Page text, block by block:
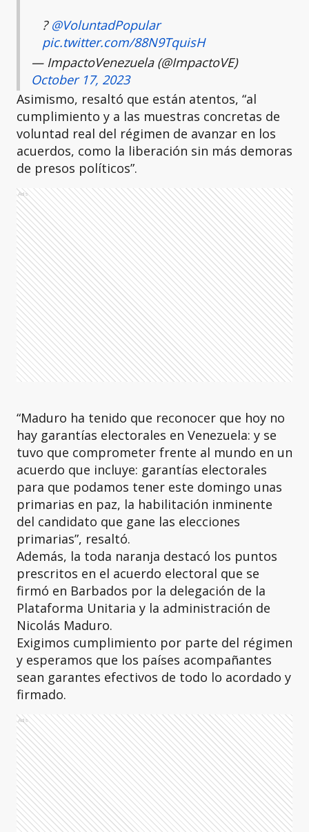
? @VoluntadPopular
pic.twitter.com/88N9TquisH
— ImpactoVenezuela (@ImpactoVE)
October 17, 2023
Asimismo, resaltó que están atentos, “al
cumplimiento y a las muestras concretas de
voluntad real del régimen de avanzar en los
acuerdos, como la liberación sin más demoras
de presos políticos”.
Ads
“Maduro ha tenido que reconocer que hoy no
hay garantías electorales en Venezuela: y se
tuvo que comprometer frente al mundo en un
acuerdo que incluye: garantías electorales
para que podamos tener este domingo unas
primarias en paz, la habilitación inminente
del candidato que gane las elecciones
primarias”, resaltó.
Además, la toda naranja destacó los puntos
prescritos en el acuerdo electoral que se
firmó en Barbados por la delegación de la
Plataforma Unitaria y la administración de
Nicolás Maduro.
Exigimos cumplimiento por parte del régimen
y esperamos que los países acompañantes
sean garantes efectivos de todo lo acordado y
firmado.
Ads